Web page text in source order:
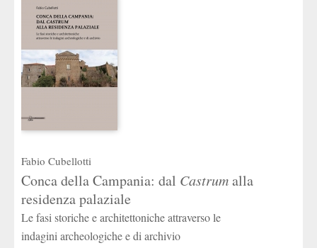
Fabio Cubellotti
Conca della Campania: dal Castrumalla
residenza palaziale
Le fasi storiche e architettoniche attraverso le
indagini archeologiche e di archivio